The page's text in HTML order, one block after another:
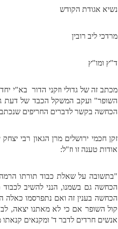
נשיא אגודת
מרדכי ליב רובין יצחק
ד"ץ ומו"ץ
מכתב זה של גדולי וזקני הדור בא"י
השופר" ועקב המשקל הכבד של דעת
הכחשה בקשר לדברים החריפים
זקן חכמי ירושלים מרן הגאון רבי
אודות טענה זו וז"ל:
"בתשובה על שאלת כבוד תורתו הרמה
הכחשה גם בשמנו, הנני להשיב לכבוד
הכחשה בענין זה ואם נתפרסמו כאלה
קול השופר אם כי לא מאתנו יצאה,
אנשים חרדים לדבר ד' ומקנאים